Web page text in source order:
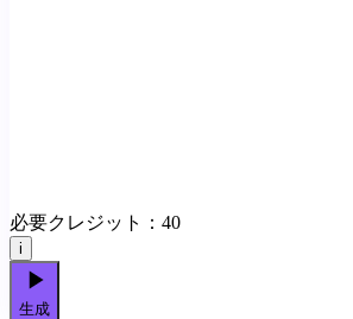
必要クレジット： 40
i
生成